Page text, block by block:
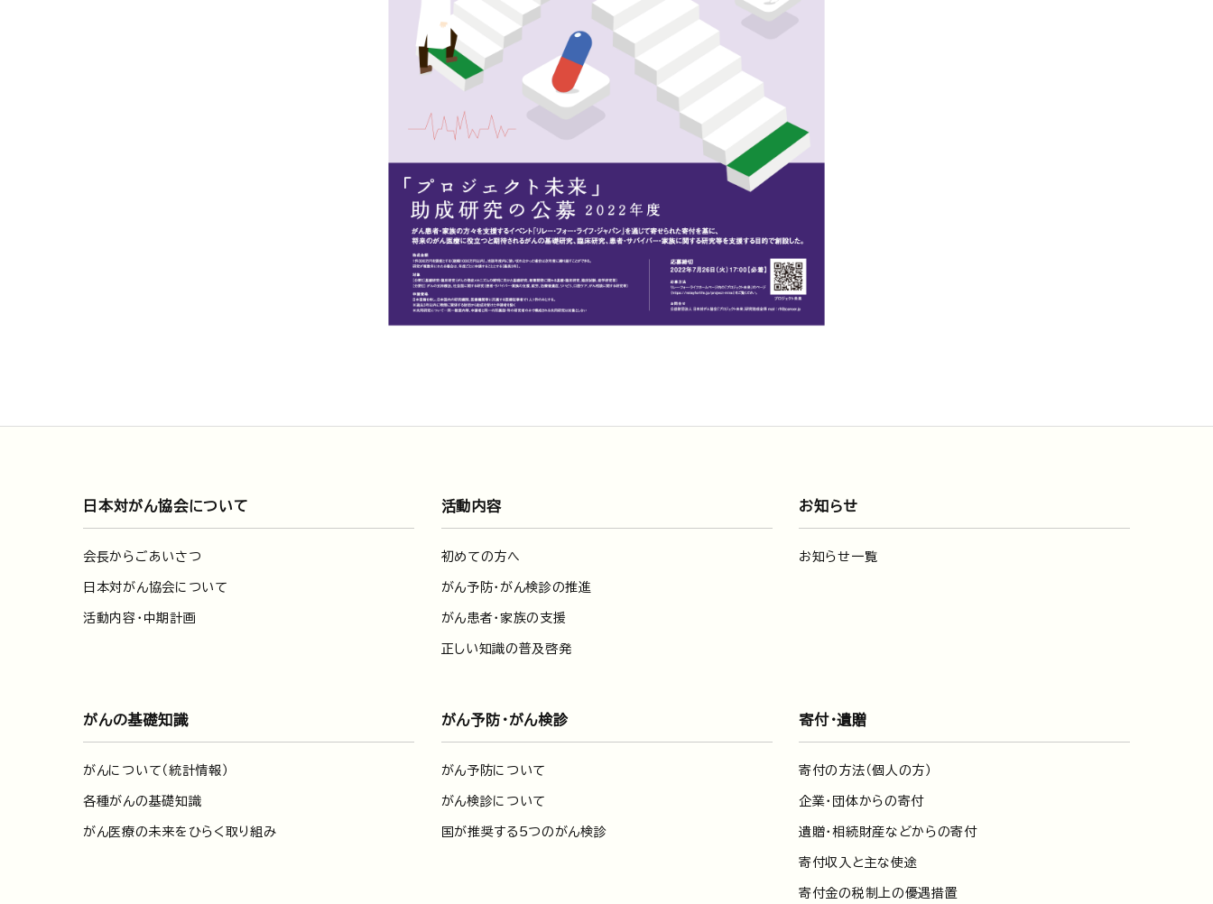
日本対がん協会について
会長からごあいさつ
日本対がん協会について
活動内容・中期計画
活動内容
初めての方へ
がん予防・がん検診の推進
がん患者・家族の支援
正しい知識の普及啓発
お知らせ
お知らせ一覧
がんの基礎知識
がんについて（統計情報）
各種がんの基礎知識
がん医療の未来をひらく取り組み
がん予防・がん検診
がん予防について
がん検診について
国が推奨する5つのがん検診
寄付・遺贈
寄付の方法（個人の方）
企業・団体からの寄付
遺贈・相続財産などからの寄付
寄付収入と主な使途
寄付金の税制上の優遇措置